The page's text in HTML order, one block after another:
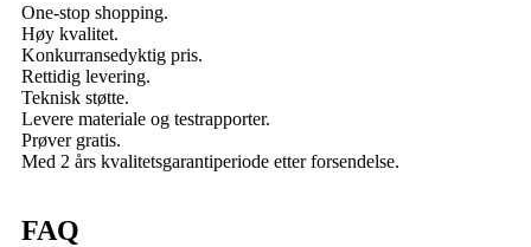
One-stop shopping.
Høy kvalitet.
Konkurransedyktig pris.
Rettidig levering.
Teknisk støtte.
Levere materiale og testrapporter.
Prøver gratis.
Med 2 års kvalitetsgarantiperiode etter forsendelse.
FAQ